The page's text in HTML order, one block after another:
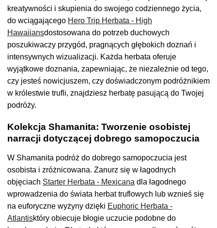
kreatywności i skupienia do swojego codziennego życia,
do wciągającego Hero Trip Herbata - High
Hawaiiansdostosowana do potrzeb duchowych
poszukiwaczy przygód, pragnących głębokich doznań i
intensywnych wizualizacji. Każda herbata oferuje
wyjątkowe doznania, zapewniając, że niezależnie od tego,
czy jesteś nowicjuszem, czy doświadczonym podróżnikiem
w królestwie trufli, znajdziesz herbatę pasującą do Twojej
podróży.
Kolekcja Shamanita: Tworzenie osobistej
narracji dotyczącej dobrego samopoczucia
W Shamanita podróż do dobrego samopoczucia jest
osobista i zróżnicowana. Zanurz się w łagodnych
objęciach Starter Herbata - Mexicana dla łagodnego
wprowadzenia do świata herbat truflowych lub wznieś się
na euforyczne wyżyny dzięki Euphoric Herbata -
Atlantisktóry obiecuje błogie uczucie podobne do